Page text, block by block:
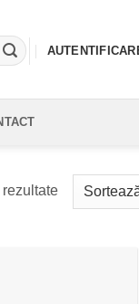
Sortat
după